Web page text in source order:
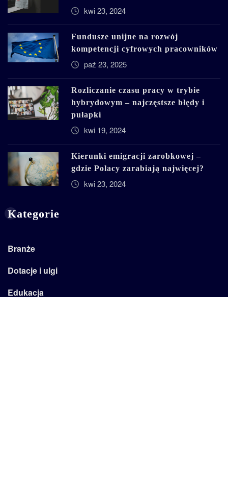
kwi 23, 2024
Fundusze unijne na rozwój
kompetencji cyfrowych pracowników
paź 23, 2025
Rozliczanie czasu pracy w trybie
hybrydowym – najczęstsze błędy i
pułapki
kwi 19, 2024
Kierunki emigracji zarobkowej –
gdzie Polacy zarabiają najwięcej?
kwi 23, 2024
Kategorie
Branże
Dotacje i ulgi
Edukacja